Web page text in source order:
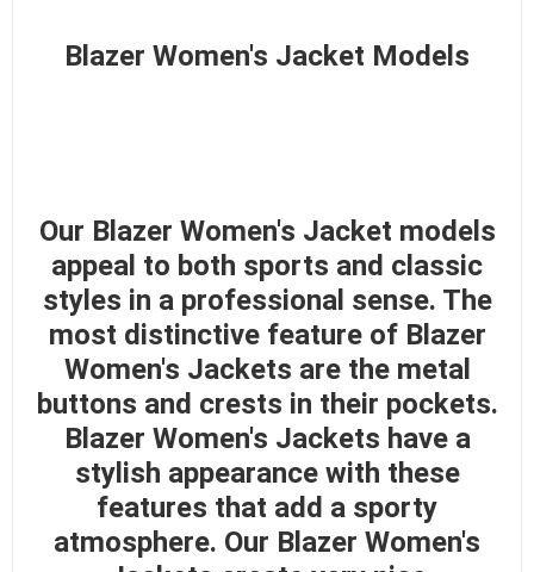
Blazer Women's Jacket Models
Our Blazer Women's Jacket models
appeal to both sports and classic
styles in a professional sense. The
most distinctive feature of Blazer
Women's Jackets are the metal
buttons and crests in their pockets.
Blazer Women's Jackets have a
stylish appearance with these
features that add a sporty
atmosphere. Our Blazer Women's